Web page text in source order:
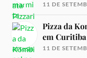
11 DE
Pizza da
em Curitiba
11 DE